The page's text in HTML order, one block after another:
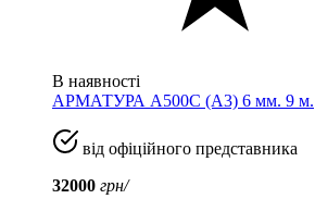
В наявності
АРМАТУРА А500С (A3) 6 мм. 9 м.
від офіційного представника
32000 грн/